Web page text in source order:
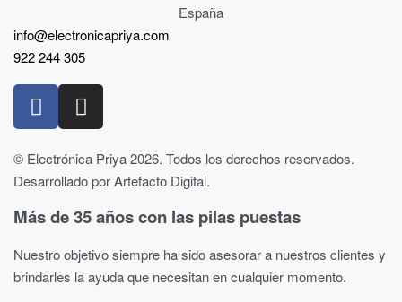
España
info@electronicapriya.com
922 244 305
© Electrónica Priya 2026. Todos los derechos reservados.
Desarrollado por Artefacto Digital.
Más de 35 años con las pilas puestas
Nuestro objetivo siempre ha sido asesorar a nuestros clientes y
brindarles la ayuda que necesitan en cualquier momento.